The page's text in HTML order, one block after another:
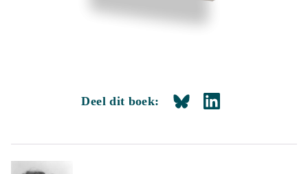
Deel dit boek: